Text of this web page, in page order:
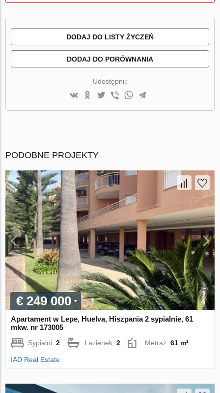
DODAJ DO LISTY ŻYCZEŃ
DODAJ DO PORÓWNANIA
Udostępnij:
PODOBNE PROJEKTY
€ 249 000
Apartament w Lepe, Huelva, Hiszpania 2 sypialnie, 61
mkw. nr 173005
Sypialni:2 Łazienek:2 Metraż:61 m²
IAD Real Estate